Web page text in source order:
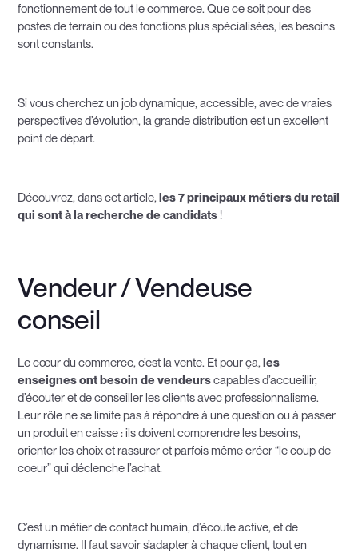
fonctionnement de tout le commerce. Que ce soit pour des
postes de terrain ou des fonctions plus spécialisées, les besoins
sont constants.
Si vous cherchez un job dynamique, accessible, avec de vraies
perspectives d’évolution, la grande distribution est un excellent
point de départ.
Découvrez, dans cet article,les 7 principaux métiers du retail
qui sont à la recherche de candidats !
Vendeur / Vendeuse
conseil
Le cœur du commerce, c’est la vente. Et pour ça,les
enseignes ont besoin de vendeurscapables d’accueillir,
d’écouter et de conseiller les clients avec professionnalisme.
Leur rôle ne se limite pas à répondre à une question ou à passer
un produit en caisse : ils doivent comprendre les besoins,
orienter les choix et rassurer et parfois même créer “le coup de
coeur” qui déclenche l’achat.
C’est un métier de contact humain, d’écoute active, et de
dynamisme. Il faut savoir s’adapter à chaque client, tout en